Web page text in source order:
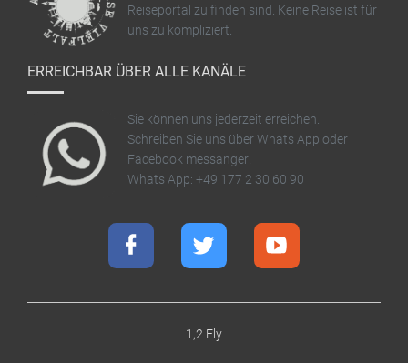
Reiseportal zu finden sind. Keine Reise ist für
uns zu kompliziert.
ERREICHBAR ÜBER ALLE KANÄLE
Sie können uns jederzeit erreichen.
Schreiben Sie uns über Whats App oder
Facebook messanger!
Whats App: +49 177 2 30 60 90
1,2 Fly